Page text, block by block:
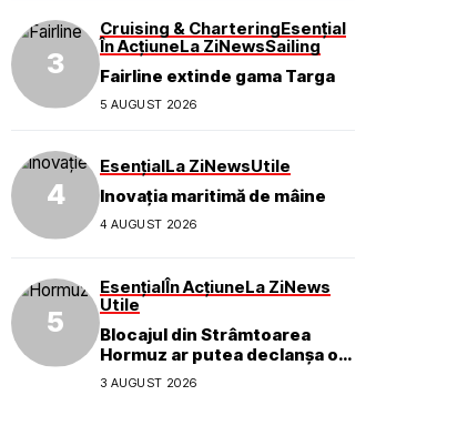
Cruising & CharteringEsențial
În AcțiuneLa ZiNewsSailing
Fairline extinde gama Targa
5 AUGUST 2026
EsențialLa ZiNewsUtile
Inovația maritimă de mâine
4 AUGUST 2026
EsențialÎn AcțiuneLa ZiNews
Utile
Blocajul din Strâmtoarea
Hormuz ar putea declanșa o
criză ecologică globală
3 AUGUST 2026